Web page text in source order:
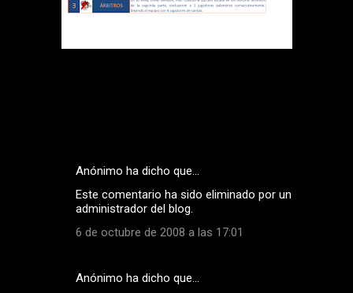
Anónimo ha dicho que…
Este comentario ha sido eliminado por un
administrador del blog.
6 de octubre de 2008 a las 17:01
Anónimo ha dicho que…